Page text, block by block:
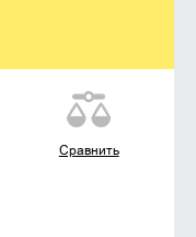
Сравнить